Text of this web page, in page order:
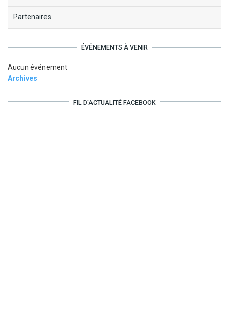
Partenaires
ÉVÉNEMENTS À VENIR
Aucun événement
Archives
FIL D'ACTUALITÉ FACEBOOK